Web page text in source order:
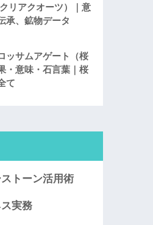
リアクオーツ）｜意
承、鉱物データ
ッサムアゲート（桜
・意味・石言葉｜桜
て
トーン活用術
実務